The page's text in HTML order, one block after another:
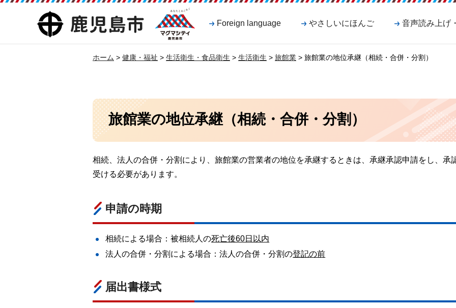
鹿児島市
マグマシティ
鹿児島市
Foreign language やさしいにほんご 音声読み上げ
ホーム > 健康・福祉 > 生活衛生・食品衛生 > 生活衛生 > 旅館業 > 旅館業の地位承継（相続・合併・分割）
旅館業の地位承継（相続・合併・分割）
相続、法人の合併・分割により、旅館業の営業者の地位を承継するときは、承継承認申請をし、承
受ける必要があります。
申請の時期
相続による場合：被相続人の死亡後60日以内
法人の合併・分割による場合：法人の合併・分割の登記の前
届出書様式